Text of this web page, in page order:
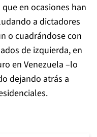
en ocasiones han
a dictadores
o cuadrándose con
de izquierda, en
en Venezuela –lo
dejando atrás a